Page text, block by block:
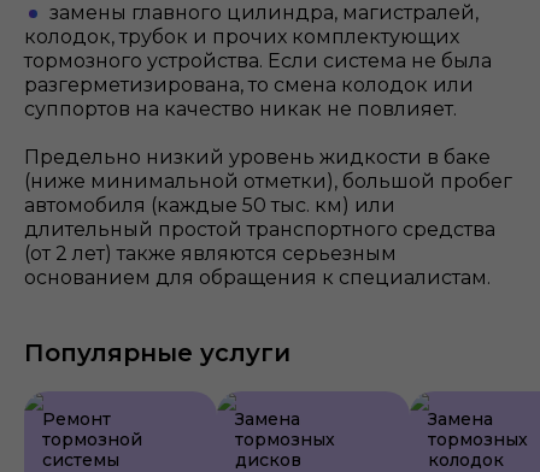
замены главного цилиндра, магистралей,
колодок, трубок и прочих комплектующих
тормозного устройства. Если система не была
разгерметизирована, то смена колодок или
суппортов на качество никак не повлияет.
Предельно низкий уровень жидкости в баке
(ниже минимальной отметки), большой пробег
автомобиля (каждые 50 тыс. км) или
длительный простой транспортного средства
(от 2 лет) также являются серьезным
основанием для обращения к специалистам.
Популярные услуги
Ремонт
тормозной
системы
Замена
тормозных
дисков
Замена
тормозных
колодок